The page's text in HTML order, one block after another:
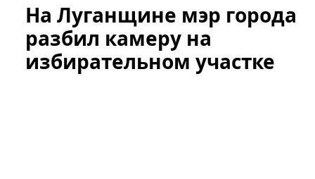
На Луганщине мэр города
разбил камеру на
избирательном участке